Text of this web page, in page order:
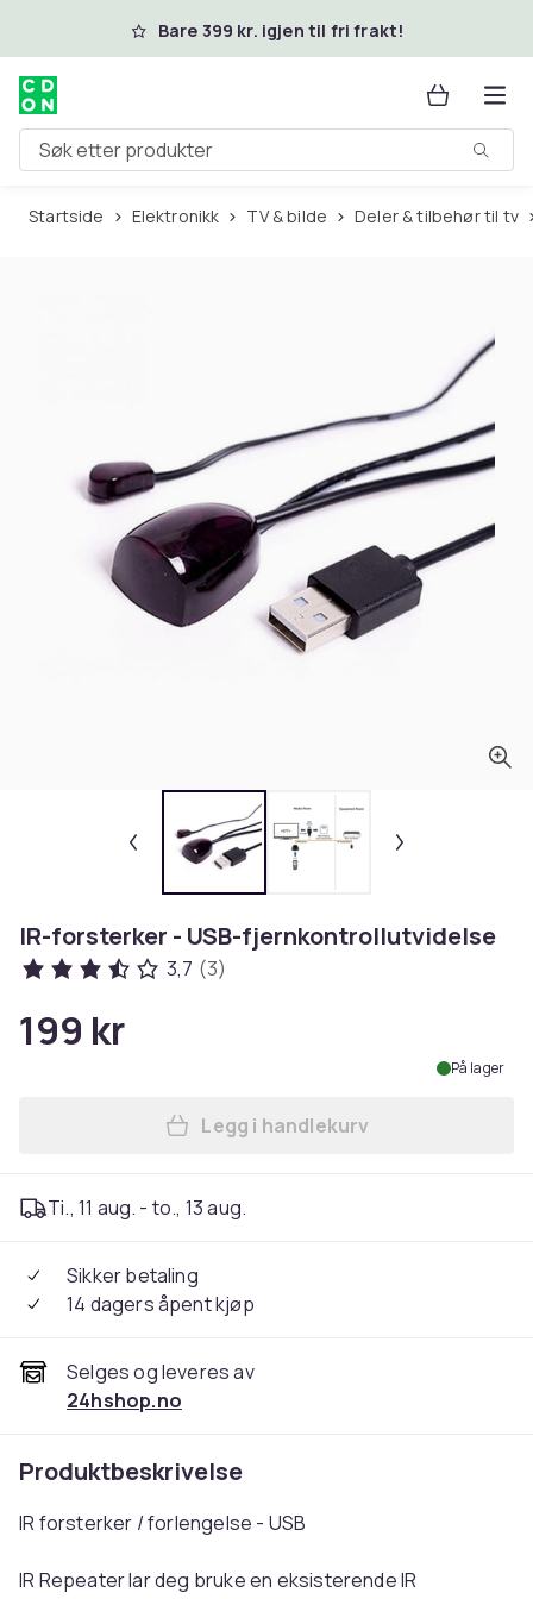
Hopp til hovedinnholdBare 399 kr. igjen til fri frakt!
Søk etter produkter
Startside Elektronikk TV & bilde Deler & tilbehør til tv
IR-forsterker - USB-fjernkontrollutvidelse
3,7 (3)
199 kr
På lager
Legg IR-forsterker - USB-
Legg i handlekurv
Ti., 11 aug. - to., 13 aug.
Sikker betaling
14 dagers åpent kjøp
Selges og leveres av
24hshop.no
Produktbeskrivelse
IR forsterker / forlengelse - USB
IR Repeater lar deg bruke en eksisterende IR